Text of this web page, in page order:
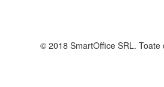
© 2018 SmartOffice SRL. Toate